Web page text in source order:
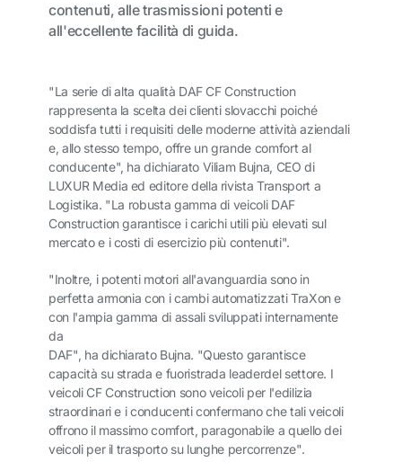
contenuti, alle trasmissioni potenti e
all'eccellente facilità di guida.
"La serie di alta qualità DAF CF Construction
rappresenta la scelta dei clienti slovacchi poiché
soddisfa tutti i requisiti delle moderne attività aziendali
e, allo stesso tempo, offre un grande comfort al
conducente", ha dichiarato Viliam Bujna, CEO di
LUXUR Media ed editore della rivista Transport a
Logistika. "La robusta gamma di veicoli DAF
Construction garantisce i carichi utili più elevati sul
mercato e i costi di esercizio più contenuti".
"Inoltre, i potenti motori all'avanguardia sono in
perfetta armonia con i cambi automatizzati TraXon e
con l'ampia gamma di assali sviluppati internamente
da
DAF", ha dichiarato Bujna. "Questo garantisce
capacità su strada e fuoristrada leaderdel settore. I
veicoli CF Construction sono veicoli per l'edilizia
straordinari e i conducenti confermano che tali veicoli
offrono il massimo comfort, paragonabile a quello dei
veicoli per il trasporto su lunghe percorrenze".